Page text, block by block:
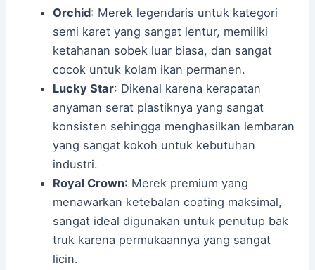
Orchid: Merek legendaris untuk kategori
semi karet yang sangat lentur, memiliki
ketahanan sobek luar biasa, dan sangat
cocok untuk kolam ikan permanen.
Lucky Star: Dikenal karena kerapatan
anyaman serat plastiknya yang sangat
konsisten sehingga menghasilkan lembaran
yang sangat kokoh untuk kebutuhan
industri.
Royal Crown: Merek premium yang
menawarkan ketebalan coating maksimal,
sangat ideal digunakan untuk penutup bak
truk karena permukaannya yang sangat
licin.